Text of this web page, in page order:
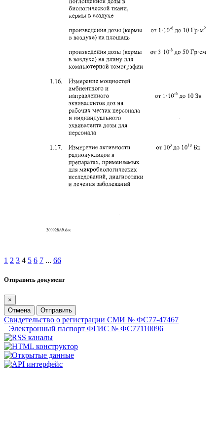
1 2 3 4 5 6 7 ... 66
Отправить документ
×
Отмена
Отправить
Свидетельство о регистрации СМИ № ФС77-47467
Электронный паспорт ФГИС № ФС77110096